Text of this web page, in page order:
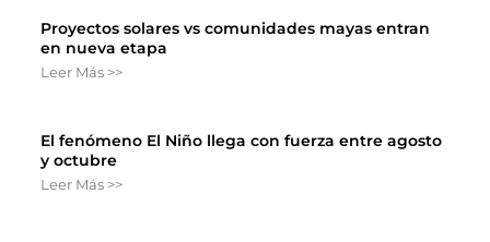
Proyectos solares vs comunidades mayas entran
en nueva etapa
Leer Más >>
El fenómeno El Niño llega con fuerza entre agosto
y octubre
Leer Más >>